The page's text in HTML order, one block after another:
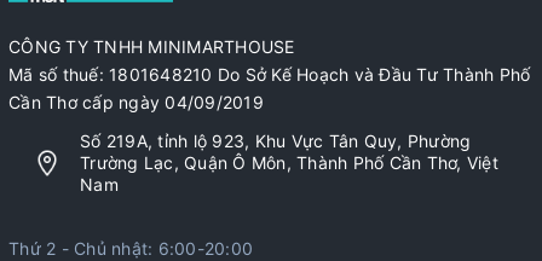
CÔNG TY TNHH MINIMARTHOUSE
Mã số thuế: 1801648210 Do Sở Kế Hoạch và Đầu Tư Thành Phố
Cần Thơ cấp ngày 04/09/2019
Số 219A, tỉnh lộ 923, Khu Vực Tân Quy, Phường
Trường Lạc, Quận Ô Môn, Thành Phố Cần Thơ, Việt
Nam
Thứ 2 - Chủ nhật: 6:00-20:00